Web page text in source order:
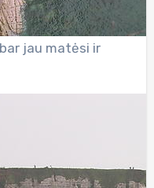
jau matėsi ir